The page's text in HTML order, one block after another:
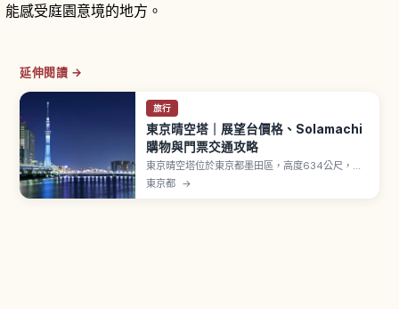
能感受庭園意境的地方。
延伸閱讀 →
旅行
東京晴空塔｜展望台價格、Solamachi
購物與門票交通攻略
東京晴空塔位於東京都墨田區，高度634公尺，是
世界最大級的自立式電波塔之一，2012年開幕。
東京都 →